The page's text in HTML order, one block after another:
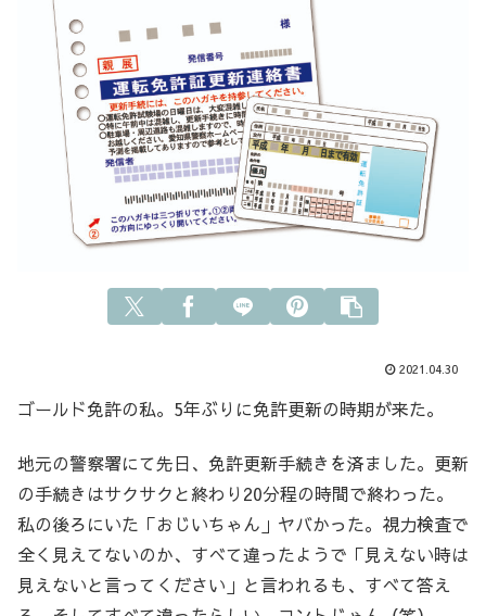
2021.04.30
ゴールド免許の私。5年ぶりに免許更新の時期が来た。
地元の警察署にて先日、免許更新手続きを済ました。更新
の手続きはサクサクと終わり20分程の時間で終わった。
私の後ろにいた「おじいちゃん」ヤバかった。視力検査で
全く見えてないのか、すべて違ったようで「見えない時は
見えないと言ってください」と言われるも、すべて答え